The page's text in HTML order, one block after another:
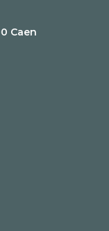
Caen